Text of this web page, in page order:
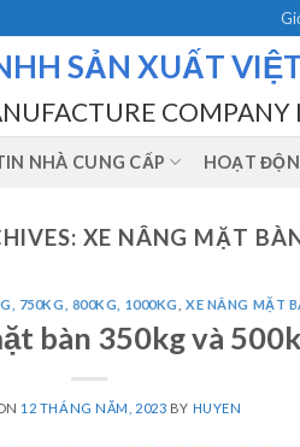
SẢN XUẤT
COMPANY
NHÀ CUNG CẤP HOẠT
XE NÂNG MẶT
750KG, 800KG, 1000KG ,XE NÂNG MẶT
bàn 350kg và
12 THÁNG NĂM, 2023 BY HUYEN